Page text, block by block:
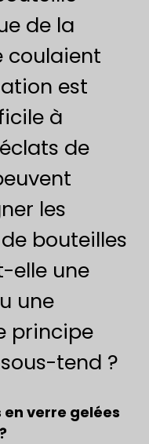
de la
coulaient
est
à
de
les
bouteilles
elle une
une
principe
tend ?
verre gelées